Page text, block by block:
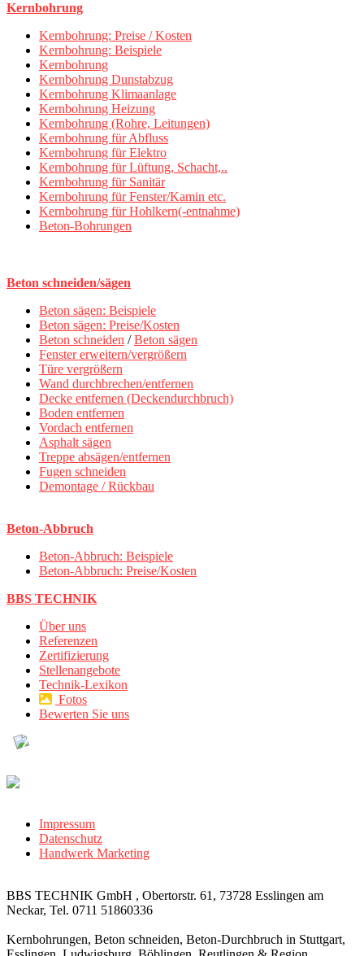
Kernbohrung
Kernbohrung: Preise / Kosten
Kernbohrung: Beispiele
Kernbohrung
Kernbohrung Dunstabzug
Kernbohrung Klimaanlage
Kernbohrung Heizung
Kernbohrung (Rohre, Leitungen)
Kernbohrung für Abfluss
Kernbohrung für Elektro
Kernbohrung für Lüftung, Schacht,..
Kernbohrung für Sanitär
Kernbohrung für Fenster/Kamin etc.
Kernbohrung für Hohlkern(-entnahme)
Beton-Bohrungen
Beton schneiden/sägen
Beton sägen: Beispiele
Beton sägen: Preise/Kosten
Beton schneiden /Beton sägen
Fenster erweitern/vergrößern
Türe vergrößern
Wand durchbrechen/entfernen
Decke entfernen (Deckendurchbruch)
Boden entfernen
Vordach entfernen
Asphalt sägen
Treppe absägen/entfernen
Fugen schneiden
Demontage / Rückbau
Beton-Abbruch
Beton-Abbruch: Beispiele
Beton-Abbruch: Preise/Kosten
BBS TECHNIK
Über uns
Referenzen
Zertifizierung
Stellenangebote
Technik-Lexikon
Fotos
Bewerten Sie uns
Impressum
Datenschutz
Handwerk Marketing
BBS TECHNIK GmbH , Obertorstr. 61, 73728 Esslingen am
Neckar, Tel. 0711 51860336
Kernbohrungen, Beton schneiden, Beton-Durchbruch in Stuttgart,